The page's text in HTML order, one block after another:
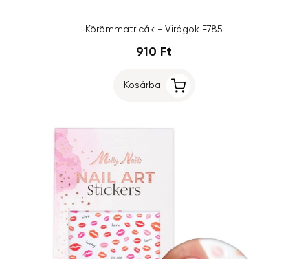
Körömmatricák - Virágok F785
910 Ft
Kosárba